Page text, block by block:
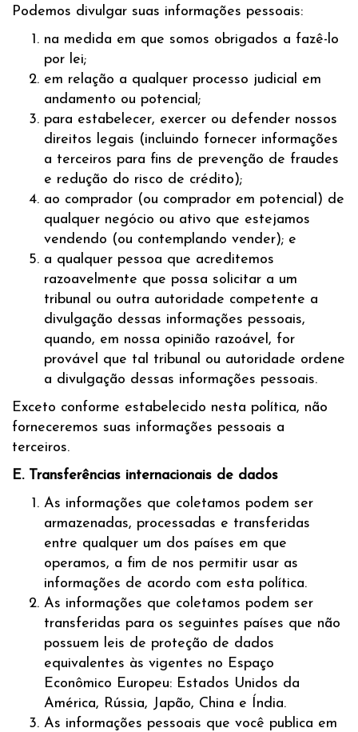
Podemos divulgar suas informações pessoais:
na medida em que somos obrigados a fazê-lo
por lei;
em relação a qualquer processo judicial em
andamento ou potencial;
para estabelecer, exercer ou defender nossos
direitos legais (incluindo fornecer informações
a terceiros para fins de prevenção de fraudes
e redução do risco de crédito);
ao comprador (ou comprador em potencial) de
qualquer negócio ou ativo que estejamos
vendendo (ou contemplando vender); e
a qualquer pessoa que acreditemos
razoavelmente que possa solicitar a um
tribunal ou outra autoridade competente a
divulgação dessas informações pessoais,
quando, em nossa opinião razoável, for
provável que tal tribunal ou autoridade ordene
a divulgação dessas informações pessoais.
Exceto conforme estabelecido nesta política, não
forneceremos suas informações pessoais a
terceiros.
E. Transferências internacionais de dados
As informações que coletamos podem ser
armazenadas, processadas e transferidas
entre qualquer um dos países em que
operamos, a fim de nos permitir usar as
informações de acordo com esta política.
As informações que coletamos podem ser
transferidas para os seguintes países que não
possuem leis de proteção de dados
equivalentes às vigentes no Espaço
Econômico Europeu: Estados Unidos da
América, Rússia, Japão, China e Índia.
As informações pessoais que você publica em